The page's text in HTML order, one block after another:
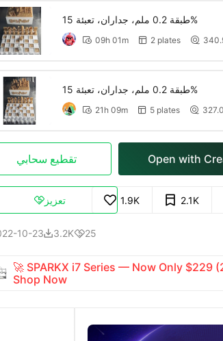
طبقة 0.2 ملم، جداران، تعبئة 15%
 09h 01m  2 plates 
طبقة 0.2 ملم، جداران، تعبئة 15%
 21h 09m  5 plates 
تقطيع سحابي Open with
تعزيز 1.9K 2.1K
10-233.2K25
🚀 SPARKX i7 Series — Now Only $229
Shop Now